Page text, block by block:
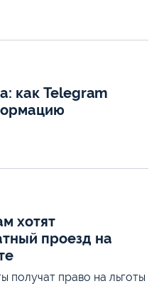
как Telegram
хотят
проезд на
получат право на льготы